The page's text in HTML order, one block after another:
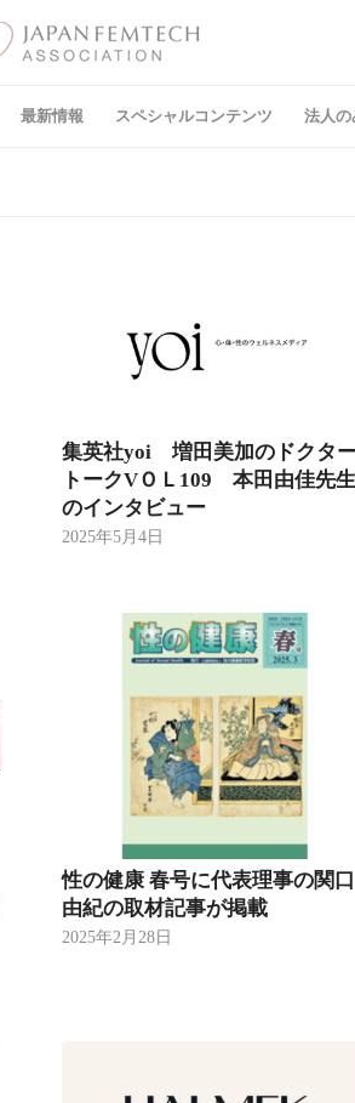
最新情報 スペシャルコンテンツ 法⼈の
集英社yoi 増田美加のドクタ
トークVＯＬ109 本田由佳先生
のインタビュー
2025年5月4日
性の健康 春号に代表理事の関口
由紀の取材記事が掲載
2025年2月28日